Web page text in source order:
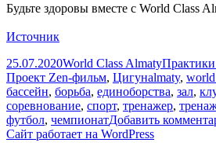
Будьте здоровы вместе с World Class
Источник
Опубликовано
25.07.2020Автор
World Class AlmatyРубрики
Проект Zen-фильм, ЦигунМетки
almaty, world
бассейн, борьба, единоборства, зал,
соревнование, спорт, тренажер,
футбол, чемпионатДобавить
Сайт работает на WordPress